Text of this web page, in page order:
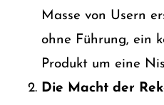
Masse von Usern
ohne Führung, ein
Produkt um eine
Die Macht der